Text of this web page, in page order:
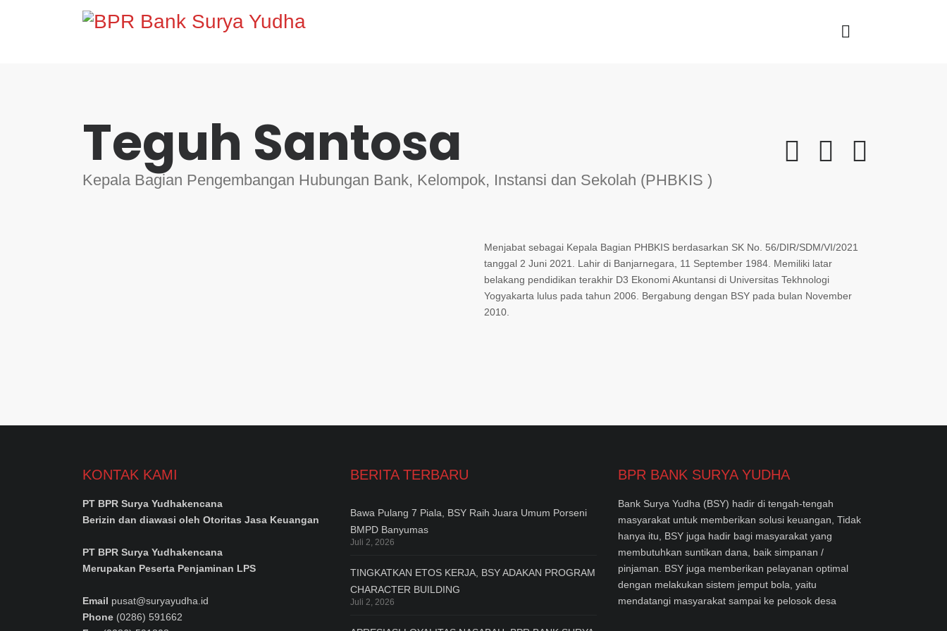
Teguh Santosa
Kepala Bagian Pengembangan Hubungan Bank, Kelompok, Instansi dan Sekolah (PHBKIS )
Menjabat sebagai Kepala Bagian PHBKIS berdasarkan SK No. 56/DIR/SDM/VI/2021
tanggal 2 Juni 2021. Lahir di Banjarnegara, 11 September 1984. Memiliki latar
belakang pendidikan terakhir D3 Ekonomi Akuntansi di Universitas Tekhnologi
Yogyakarta lulus pada tahun 2006. Bergabung dengan BSY pada bulan November
2010.
KONTAK KAMI
PT BPR Surya Yudhakencana
Berizin dan diawasi oleh Otoritas Jasa Keuangan
PT BPR Surya Yudhakencana
Merupakan Peserta Penjaminan LPS
Email pusat@suryayudha.id
Phone (0286) 591662
BERITA TERBARU
Bawa Pulang 7 Piala, BSY Raih Juara Umum Porseni
BMPD Banyumas
Juli 2, 2026
TINGKATKAN ETOS KERJA, BSY ADAKAN PROGRAM
CHARACTER BUILDING
Juli 2, 2026
BPR BANK SURYA YUDHA
Bank Surya Yudha (BSY) hadir di tengah-tengah
masyarakat untuk memberikan solusi keuangan, Tidak
hanya itu, BSY juga hadir bagi masyarakat yang
membutuhkan suntikan dana, baik simpanan /
pinjaman. BSY juga memberikan pelayanan optimal
dengan melakukan sistem jemput bola, yaitu
mendatangi masyarakat sampai ke pelosok desa